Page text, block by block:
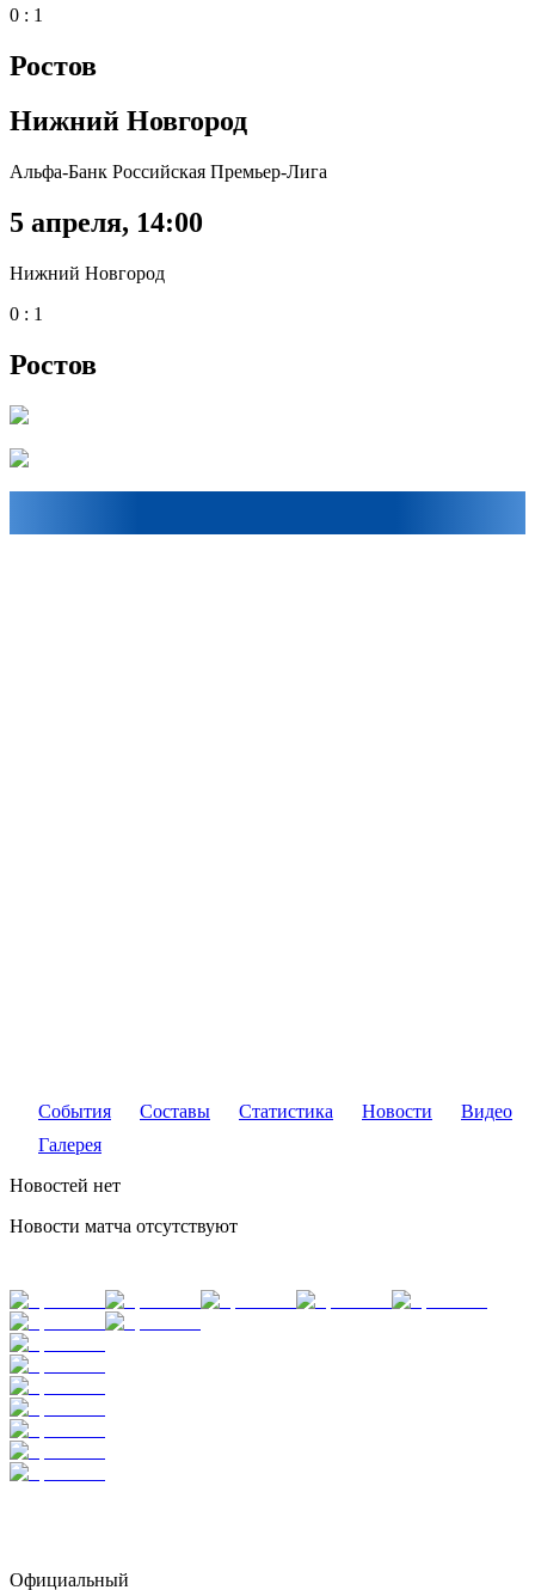
0 : 1
Ростов
Нижний Новгород
Альфа-Банк Российская Премьер-Лига
5 апреля, 14:00
Нижний Новгород
0 : 1
Ростов
События Составы Статистика Новости
Видео
Галерея
Новостей нет
Новости матча отсутствуют
Официальный